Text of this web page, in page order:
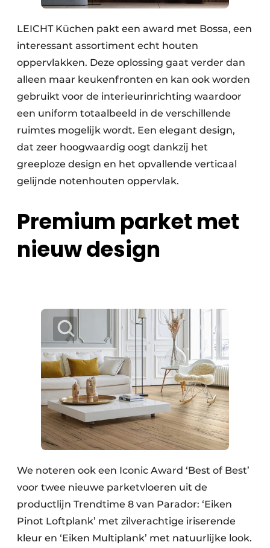
LEICHT Küchen pakt een award met Bossa, een
interessant assortiment echt houten
oppervlakken. Deze oplossing gaat verder dan
alleen maar keukenfronten en kan ook worden
gebruikt voor de interieurinrichting waardoor
een uniform totaalbeeld in de verschillende
ruimtes mogelijk wordt. Een elegant design,
dat zeer hoogwaardig oogt dankzij het
greeploze design en het opvallende verticaal
gelijnde notenhouten oppervlak.
Premium parket met
nieuw design
We noteren ook een Iconic Award ‘Best of Best’
voor twee nieuwe parketvloeren uit de
productlijn Trendtime 8 van Parador: ‘Eiken
Pinot Loftplank’ met zilverachtige iriserende
kleur en ‘Eiken Multiplank’ met natuurlijke look.